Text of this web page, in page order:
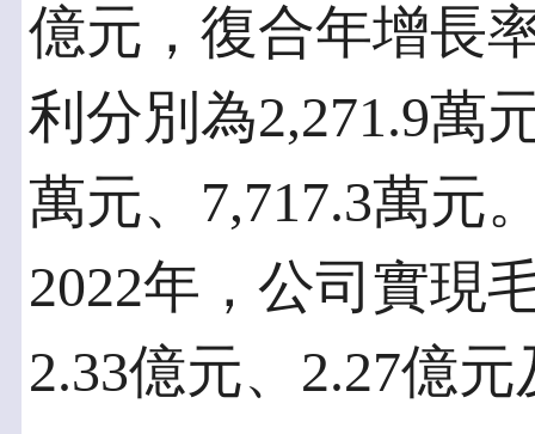
億元，復合年增長
利分別為2,271.9萬
萬元、7,717.3萬元
2022年，公司實現
2.33億元、2.27億